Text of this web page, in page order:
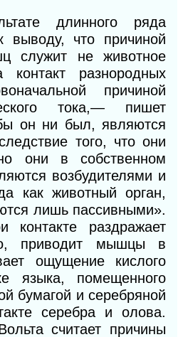
длинного ряда
выводу, что причиной
служит не животное
контакт разнородных
причиной
тока,— пишет
он ни был, являются
того, что они
они в собственном
возбудителями и
как животный орган,
лишь пассивными».
контакте раздражает
приводит мышцы в
ощущение кислого
языка, помещенного
бумагой и серебряной
серебра и олова.
считает причины